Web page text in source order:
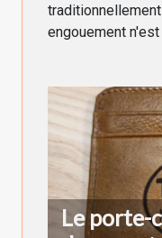
engouement n'est
Le porte-